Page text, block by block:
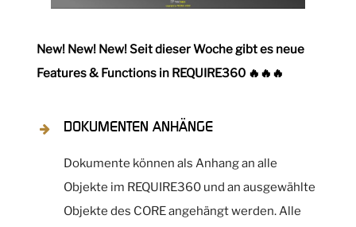
New! New! New! Seit dieser Woche gibt es neue
Features & Functions in REQUIRE360 🔥🔥🔥
DOKUMENTEN ANHÄNGE
Dokumente können als Anhang an alle
Objekte im REQUIRE360 und an ausgewählte
Objekte des CORE angehängt werden. Alle